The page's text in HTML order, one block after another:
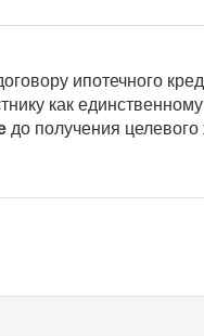
ипотечного
как
до получения